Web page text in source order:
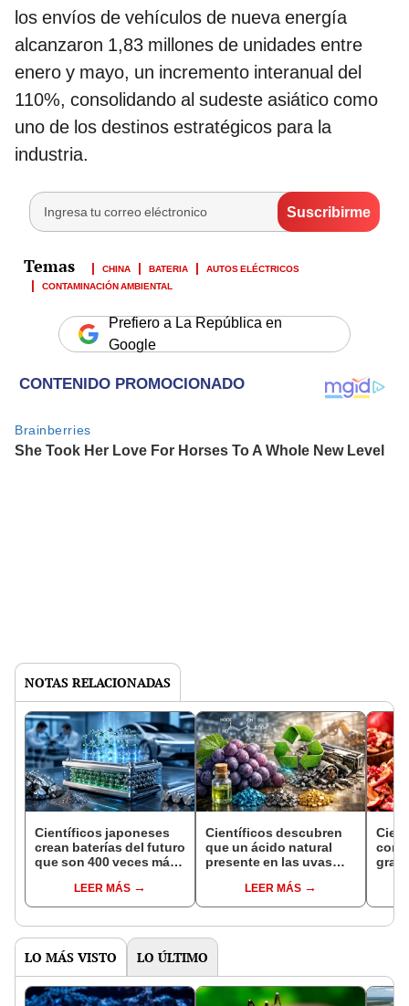
los envíos de vehículos de nueva energía
alcanzaron 1,83 millones de unidades entre
enero y mayo, un incremento interanual del
110%, consolidando al sudeste asiático como
uno de los destinos estratégicos para la
industria.
CHINA BATERIA
AUTOS ELÉCTRICOS
CONTAMINACIÓN AMBIENTAL
Prefiero a La República en
Google
NOTAS RELACIONADAS
Científicos japoneses
crean baterías del futuro
que son 400 veces más
tradicionales
LEER MÁS
Científicos descubren
que un ácido natural
presente en las uvas
clave para reciclar
baterías
LEER MÁS
LO MÁS VISTO LO ÚLTIMO